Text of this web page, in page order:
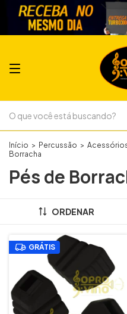
Início > Percussão >
Borracha
Pés de
ORDENAR
GRÁTIS